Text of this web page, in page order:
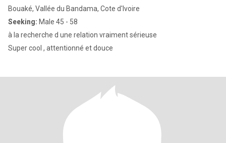
Bouaké, Vallée du Bandama, Cote d'Ivoire
Seeking: Male 45 - 58
à la recherche d une relation vraiment sérieuse
Super cool , attentionné et douce